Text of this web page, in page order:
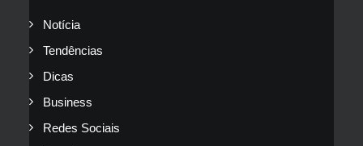
Notícia
Tendências
Dicas
Business
Redes Sociais